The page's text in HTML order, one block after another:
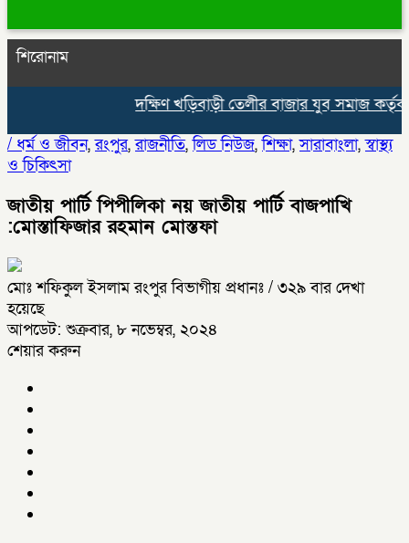
শিরোনাম
দক্ষিণ খড়িবাড়ী তেলীর বাজার যুব সমাজ
/ ধর্ম ও জীবন,রংপুর,রাজনীতি,লিড নিউজ,শিক্ষা,সারাবাংলা,স্বাস্থ্য
ও চিকিৎসা
জাতীয় পার্টি পিপীলিকা নয় জাতীয় পার্টি বাজপাখি
:মোস্তাফিজার রহমান মোস্তফা
মোঃ শফিকুল ইসলাম রংপুর বিভাগীয় প্রধানঃ / ৩২৯ বার দেখা
হয়েছে
আপডেট: শুক্রবার, ৮ নভেম্বর, ২০২৪
শেয়ার করুন